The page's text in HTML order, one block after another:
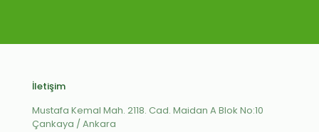
İletişim
Mustafa Kemal Mah. 2118. Cad. Maidan A Blok No:10
Çankaya / Ankara